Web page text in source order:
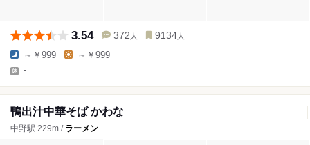
3.54 372 人 9134 人
～￥999 ～￥999
-
鴨出汁中華そば かわな
中野駅 229m / ラーメン